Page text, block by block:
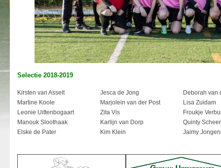
Selectie 2018-2019
Kirsten van Asselt Jesca de Jong
Deborah van
Martine Koole
Marjolein van der Post
Lisa Zuidam
Leonie Uittenbogaart
Zita Vis
Froukje
Manouk Sloothaak
Karlijn van Dorp
Quinty Scheer
Elske de Pater
Kim Klein Jaimy